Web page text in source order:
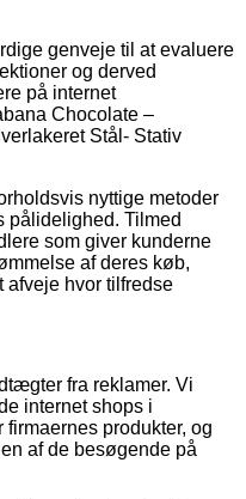
genveje til at evaluere
og derved
på internet
Chocolate –
Stål- Stativ
nyttige metoder
pålidelighed. Tilmed
som giver kunderne
af deres køb,
afveje hvor tilfredse
fra reklamer. Vi
internet shops i
produkter, og
af de besøgende på